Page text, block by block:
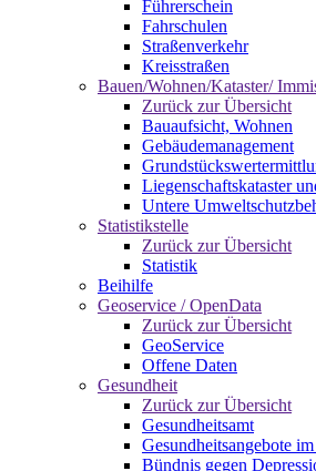
Führerschein
Fahrschulen
Straßenverkehr
Kreisstraßen
Bauen/Wohnen/Kataster/
Zurück zur Übersicht
Bauaufsicht, Wohnen
Gebäudemanagement
Liegenschaftskataster
Untere
Statistikstelle
Zurück zur Übersicht
Statistik
Beihilfe
Geoservice / OpenData
Zurück zur Übersicht
GeoService
Offene Daten
Gesundheit
Zurück zur Übersicht
Gesundheitsamt
Gesundheitsangebote
Bündnis gegen